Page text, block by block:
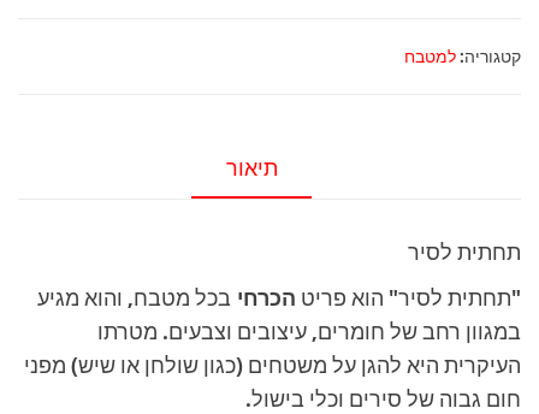
לסיר
קטגוריה:למטבח
תיאור
תחתית לסיר
"תחתית לסיר" הוא פריט הכרחי בכל מטבח, והוא מגיע
במגוון רחב של חומרים, עיצובים וצבעים. מטרתו
העיקרית היא להגן על משטחים (כגון שולחן או שיש) מפני
חום גבוה של סירים וכלי בישול.